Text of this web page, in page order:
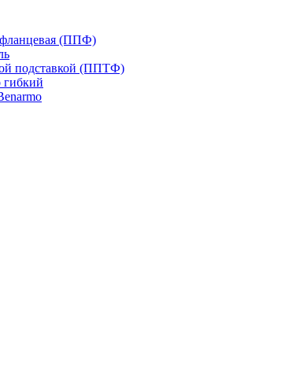
фланцевая (ППФ)
подставкой (ППТФ)
гибкий